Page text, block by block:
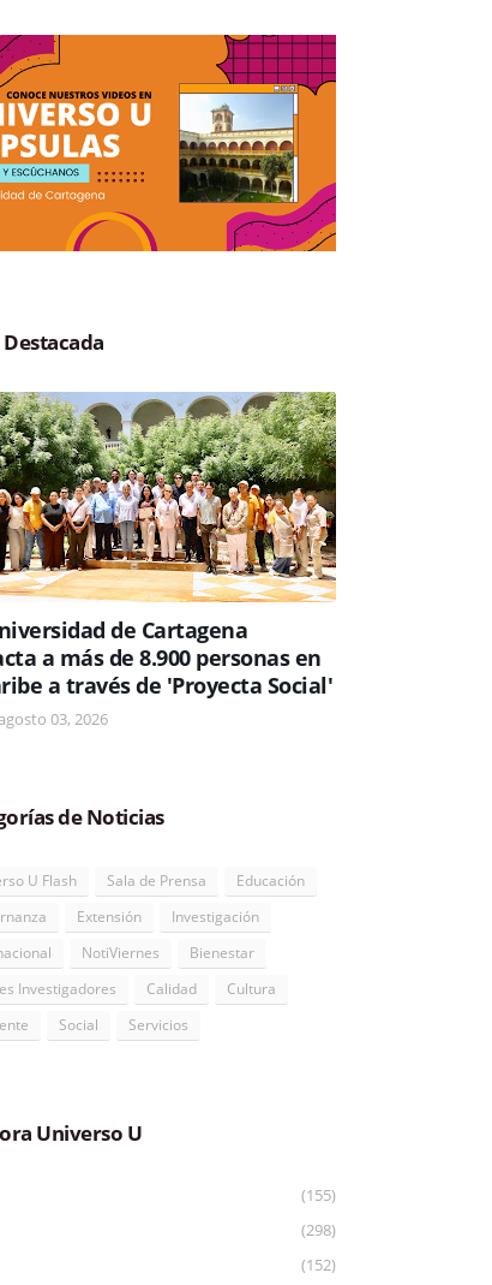
de Cartagena
a más de 8.900 personas en
a través de 'Proyecta Social'
03, 2026
de Noticias
U Flash Sala de Prensa
Educación
Extensión
Investigación
NotiViernes
Bienestar
Investigadores
Calidad
Cultura
Social Servicios
Universo U
(155)
(298)
(152)